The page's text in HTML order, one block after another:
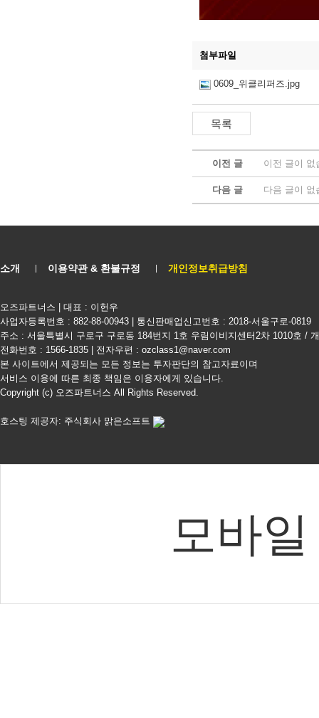
첨부파일
0609_위클리퍼즈.jpg
이전 글 이전 글이 없
다음 글 다음 글이 없
소개 이용약관 & 환불규정 개인정보취급방침
오즈파트너스 | 대표 : 이헌우
사업자등록번호 : 882-88-00943 | 통신판매업신고번호 : 2018-서울구로-0819
주소 : 서울특별시 구로구 구로동 184번지 1호 우림이비지센터2차 1010호 /
전화번호 : 1566-1835 | 전자우편 : ozclass1@naver.com
본 사이트에서 제공되는 모든 정보는 투자판단의 참고자료이며
서비스 이용에 따른 최종 책임은 이용자에게 있습니다.
Copyright (c) 오즈파트너스 All Rights Reserved.
호스팅 제공자: 주식회사 맑은소프트
모바